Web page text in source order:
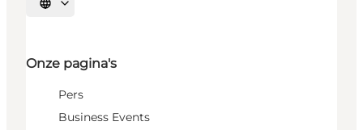
Selecteer taal
Onze pagina's
Pers
Business Events